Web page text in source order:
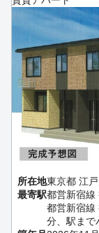
所在地東京都 江
最寄駅都営新宿線
都営新宿線
分、駅まで